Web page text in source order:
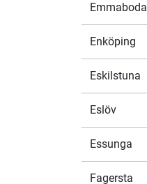
Emmaboda
Enköping
Eskilstuna
Eslöv
Essunga
Fagersta